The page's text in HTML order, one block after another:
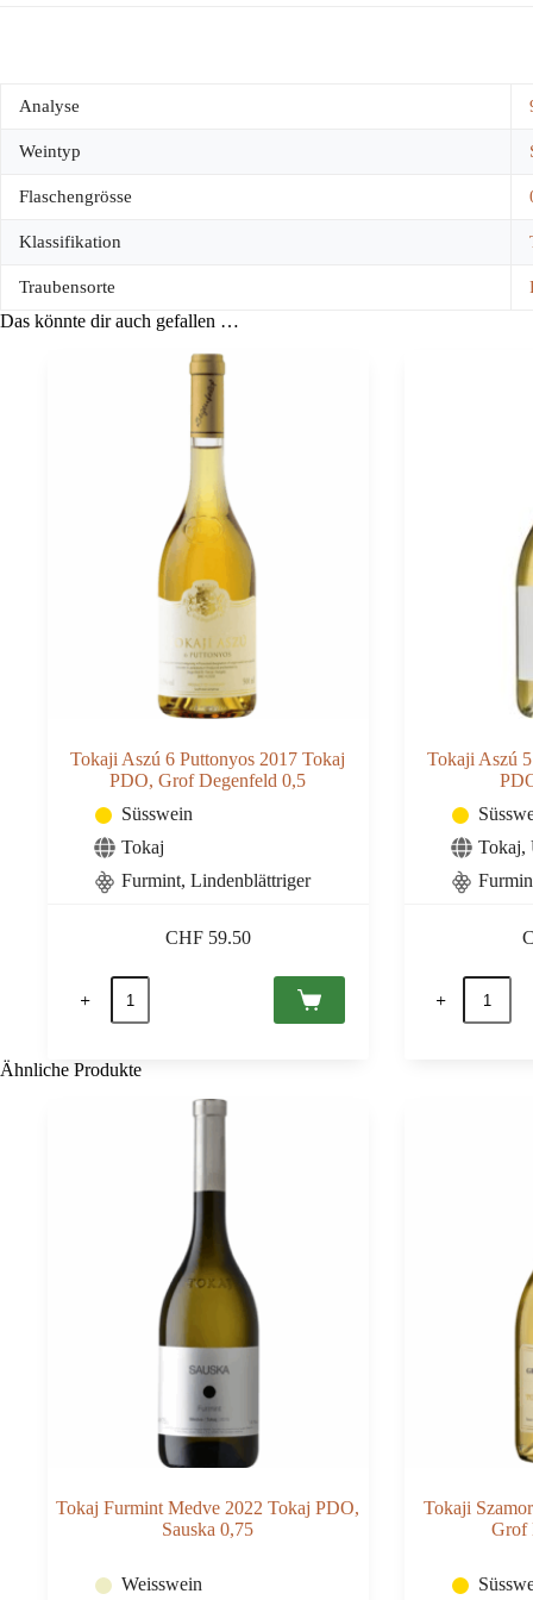
Analyse
Weintyp
Flaschengrösse
Klassifikation
Traubensorte
Das könnte dir auch gefallen …
Tokaji Aszú 6 Puttonyos 2017 Tokaj
PDO, Grof Degenfeld 0,5
Süsswein
Tokaj
Furmint, Lindenblättriger
CHF59.50
Tokaji
Aszú
6
2017
Tokaji Aszú
Tokaj,
Tokaji
Aszú
5
Ähnliche Produkte
Tokaj Furmint Medve 2022 Tokaj PDO,
Sauska 0,75
Weisswein
Tokaji
Grof